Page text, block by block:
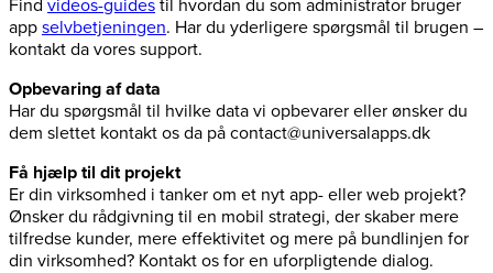
Find videos-guides til hvordan du som administrator bruger
app selvbetjeningen. Har du yderligere spørgsmål til brugen –
kontakt da vores support.
Opbevaring af data
Har du spørgsmål til hvilke data vi opbevarer eller ønsker du
dem slettet kontakt os da på contact@universalapps.dk
Få hjælp til dit projekt
Er din virksomhed i tanker om et nyt app- eller web projekt?
Ønsker du rådgivning til en mobil strategi, der skaber mere
tilfredse kunder, mere effektivitet og mere på bundlinjen for
din virksomhed? Kontakt os for en uforpligtende dialog.